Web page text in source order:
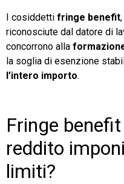
I cosiddetti fringe benefit
riconosciute dal datore di
concorrono alla
la soglia di esenzione
l’intero importo.
Fringe
reddito
limiti?